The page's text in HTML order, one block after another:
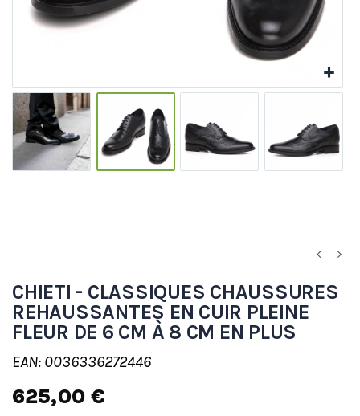
CHIETI - CLASSIQUES CHAUSSURES
REHAUSSANTES EN CUIR PLEINE
FLEUR DE 6 CM À 8 CM EN PLUS
EAN: 0036336272446
625,00 €